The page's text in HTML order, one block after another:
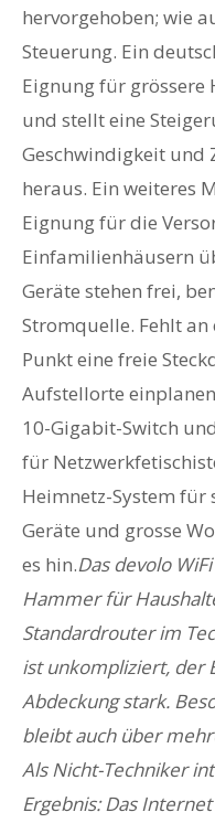
hervorgehoben; wie
Steuerung. Ein
Eignung für grössere
und stellt eine
Geschwindigkeit und
heraus. Ein weiteres
Eignung für die
Einfamilienhäusern
Geräte stehen frei,
Stromquelle. Fehlt
Punkt eine freie
Aufstellorte
10-Gigabit-Switch
für
Heimnetz-System für
Geräte und grosse
es hin.Das devolo
Hammer für
Standardrouter im
ist unkompliziert, der
Abdeckung stark.
bleibt auch über
Als Nicht-Techniker
Ergebnis: Das